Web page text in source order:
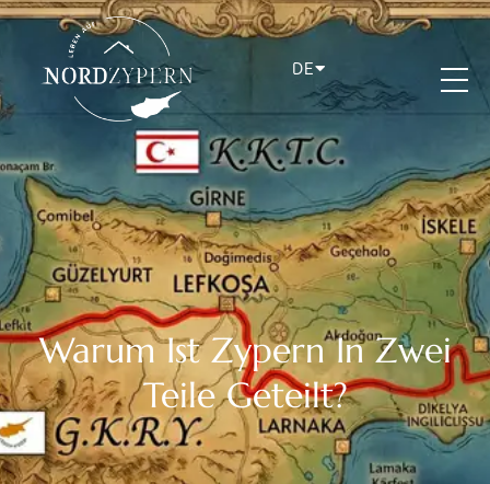
DE
Warum Ist Zypern In Zwei
Teile Geteilt?